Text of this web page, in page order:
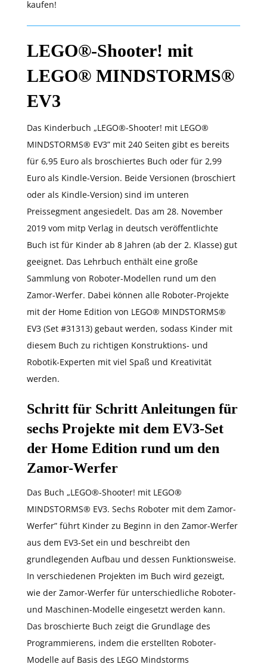
kaufen!
LEGO®-Shooter! mit
LEGO® MINDSTORMS®
EV3
Das Kinderbuch „LEGO®-Shooter! mit LEGO®
MINDSTORMS® EV3” mit 240 Seiten gibt es bereits
für 6,95 Euro als broschiertes Buch oder für 2,99
Euro als Kindle-Version. Beide Versionen (broschiert
oder als Kindle-Version) sind im unteren
Preissegment angesiedelt. Das am 28. November
2019 vom mitp Verlag in deutsch veröffentlichte
Buch ist für Kinder ab 8 Jahren (ab der 2. Klasse) gut
geeignet. Das Lehrbuch enthält eine große
Sammlung von Roboter-Modellen rund um den
Zamor-Werfer. Dabei können alle Roboter-Projekte
mit der Home Edition von LEGO® MINDSTORMS®
EV3 (Set #31313) gebaut werden, sodass Kinder mit
diesem Buch zu richtigen Konstruktions- und
Robotik-Experten mit viel Spaß und Kreativität
werden.
Schritt für Schritt Anleitungen für
sechs Projekte mit dem EV3-Set
der Home Edition rund um den
Zamor-Werfer
Das Buch „LEGO®-Shooter! mit LEGO®
MINDSTORMS® EV3. Sechs Roboter mit dem Zamor-
Werfer” führt Kinder zu Beginn in den Zamor-Werfer
aus dem EV3-Set ein und beschreibt den
grundlegenden Aufbau und dessen Funktionsweise.
In verschiedenen Projekten im Buch wird gezeigt,
wie der Zamor-Werfer für unterschiedliche Roboter-
und Maschinen-Modelle eingesetzt werden kann.
Das broschierte Buch zeigt die Grundlage des
Programmierens, indem die erstellten Roboter-
Modelle auf Basis des LEGO Mindstorms